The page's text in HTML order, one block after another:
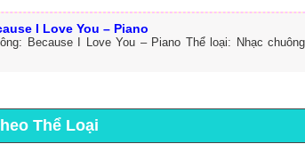
I Love You – Piano
Because I Love You – Piano Thể loại: Nhạc
Thể Loại